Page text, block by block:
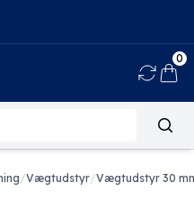
0
/Vægtudstyr/Vægtudstyr 30